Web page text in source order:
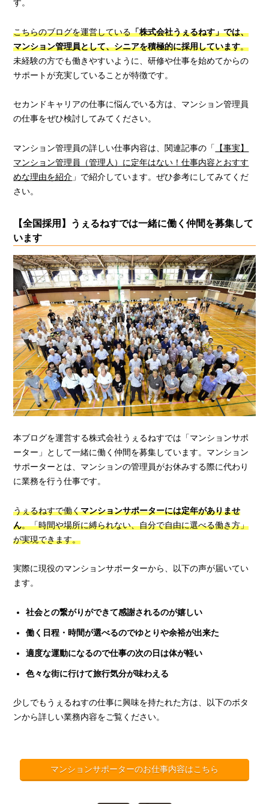
す。
こちらのブログを運営している「株式会社うぇるねす」では、
マンション管理員として、シニアを積極的に採用しています。
未経験の方でも働きやすいように、研修や仕事を始めてからの
サポートが充実していることが特徴です。
セカンドキャリアの仕事に悩んでいる方は、マンション管理員
の仕事をぜひ検討してみてください。
マンション管理員の詳しい仕事内容は、関連記事の「 【事実】
マンション管理員（管理人）に定年はない！仕事内容とおすす
めな理由を紹介 」で紹介しています。ぜひ参考にしてみてくだ
さい。
【全国採用】うぇるねすでは一緒に働く仲間を募集して
います
本ブログを運営する株式会社うぇるねすでは「マンションサポ
ーター」として一緒に働く仲間を募集しています。マンション
サポーターとは、マンションの管理員がお休みする際に代わり
に業務を行う仕事です。
うぇるねすで働くマンションサポーターには定年がありませ
ん。「時間や場所に縛られない、自分で自由に選べる働き方」
が実現できます。
実際に現役のマンションサポーターから、以下の声が届いてい
ます。
社会との繋がりができて感謝されるのが嬉しい
働く日程・時間が選べるのでゆとりや余裕が出来た
適度な運動になるので仕事の次の日は体が軽い
色々な街に行けて旅行気分が味わえる
少しでもうぇるねすの仕事に興味を持たれた方は、以下のボタ
ンから詳しい業務内容をご覧ください。
マンションサポーターのお仕事内容はこちら